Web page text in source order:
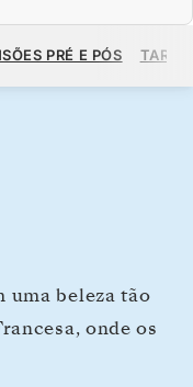
PRÉ E PÓS
uma beleza tão
onde os